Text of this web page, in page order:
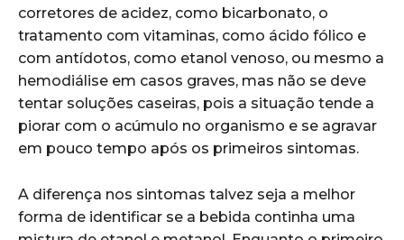
corretores de acidez, como bicarbonato, o
tratamento com vitaminas, como ácido fólico e
com antídotos, como etanol venoso, ou mesmo a
hemodiálise em casos graves, mas não se deve
tentar soluções caseiras, pois a situação tende a
piorar com o acúmulo no organismo e se agravar
em pouco tempo após os primeiros sintomas.
A diferença nos sintomas talvez seja a melhor
forma de identificar se a bebida continha uma